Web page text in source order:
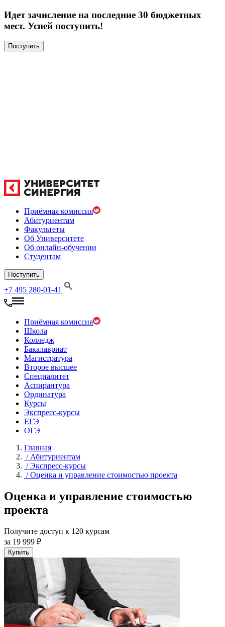
Идет зачисление на последние 30 бюджетных
мест. Успей поступить!
Поступить
Приёмная комиссия
Абитуриентам
Факультеты
Об Университете
Об онлайн-обучении
Студентам
Поступить
+7 495 280-01-41
Приёмная комиссия
Школа
Колледж
Бакалавриат
Магистратура
Второе высшее
Специалитет
Аспирантура
Ординатура
Курсы
Экспресс-курсы
ЕГЭ
ОГЭ
Главная
/Абитуриентам
/Экспресс-курсы
/Оценка и управление стоимостью проекта
Оценка и управление стоимостью
проекта
Получите доступ к 120 курсам
за 19 999 ₽
Купить